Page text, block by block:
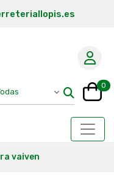
0
vaiven